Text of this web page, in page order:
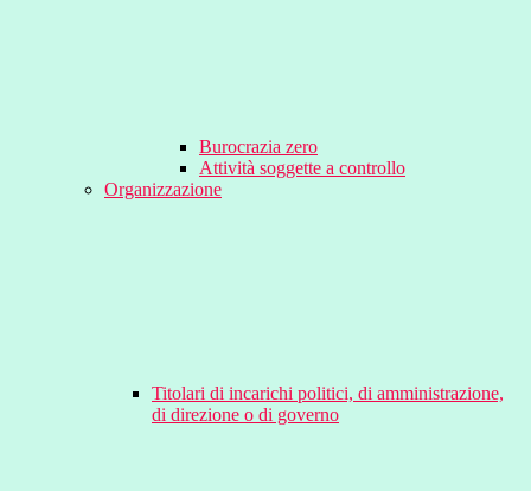
Burocrazia zero
Attività soggette a controllo
Organizzazione
Titolari di incarichi politici, di amministrazione,
di direzione o di governo